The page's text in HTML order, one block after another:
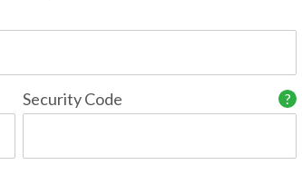
?
Security Code